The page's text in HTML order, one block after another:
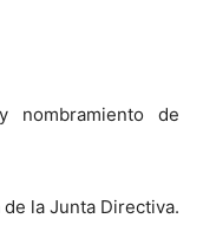
nombramiento de
la Junta Directiva.